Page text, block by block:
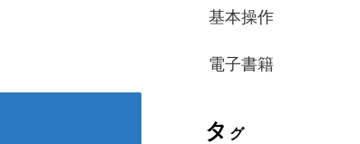
基本操作
電子書籍
タ グ